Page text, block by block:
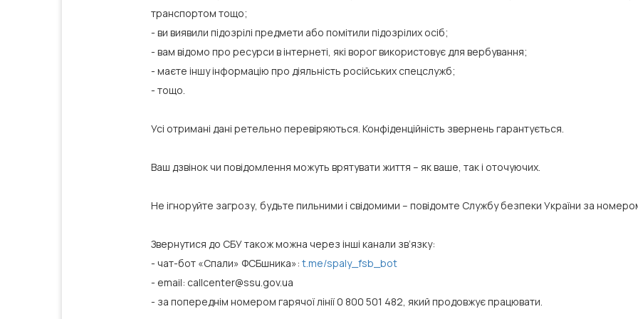
транспортом тощо;
- ви виявили підозрілі предмети або помітили підозрілих осіб;
- вам відомо про ресурси в інтернеті, які ворог використовує для вербування;
- маєте іншу інформацію про діяльність російських спецслужб;
- тощо.
Усі отримані дані ретельно перевіряються. Конфіденційність звернень гарантується.
Ваш дзвінок чи повідомлення можуть врятувати життя – як ваше, так і оточуючих.
Не ігноруйте загрозу, будьте пильними і свідомими – повідомте Службу безпеки України за
Звернутися до СБУ також можна через інші канали зв’язку:
- чат-бот «Спали» ФСБшника»: t.me/spaly_fsb_bot
- email: callcenter@ssu.gov.ua
- за попереднім номером гарячої лінії 0 800 501 482, який продовжує працювати.